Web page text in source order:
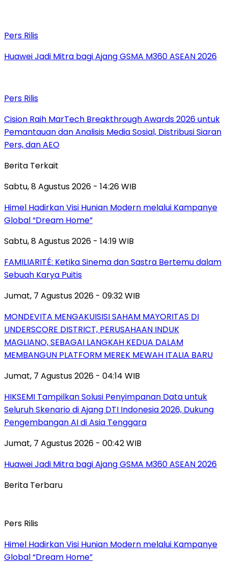
Pers Rilis
Huawei Jadi Mitra bagi Ajang GSMA M360 ASEAN 2026
Pers Rilis
Cision Raih MarTech Breakthrough Awards 2026 untuk
Pemantauan dan Analisis Media Sosial, Distribusi Siaran
Pers, dan AEO
Berita Terkait
Sabtu, 8 Agustus 2026 - 14:26 WIB
Himel Hadirkan Visi Hunian Modern melalui Kampanye
Global “Dream Home”
Sabtu, 8 Agustus 2026 - 14:19 WIB
FAMILIARITÉ: Ketika Sinema dan Sastra Bertemu dalam
Sebuah Karya Puitis
Jumat, 7 Agustus 2026 - 09:32 WIB
MONDEVITA MENGAKUISISI SAHAM MAYORITAS DI
UNDERSCORE DISTRICT, PERUSAHAAN INDUK
MAGLIANO, SEBAGAI LANGKAH KEDUA DALAM
MEMBANGUN PLATFORM MEREK MEWAH ITALIA BARU
Jumat, 7 Agustus 2026 - 04:14 WIB
HIKSEMI Tampilkan Solusi Penyimpanan Data untuk
Seluruh Skenario di Ajang DTI Indonesia 2026, Dukung
Pengembangan AI di Asia Tenggara
Jumat, 7 Agustus 2026 - 00:42 WIB
Huawei Jadi Mitra bagi Ajang GSMA M360 ASEAN 2026
Berita Terbaru
Pers Rilis
Himel Hadirkan Visi Hunian Modern melalui Kampanye
Global “Dream Home”